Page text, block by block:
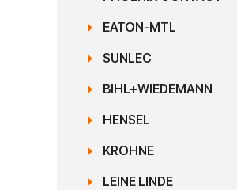
EATON-MTL
SUNLEC
BIHL+WIEDEMANN
HENSEL
KROHNE
LEINE LINDE